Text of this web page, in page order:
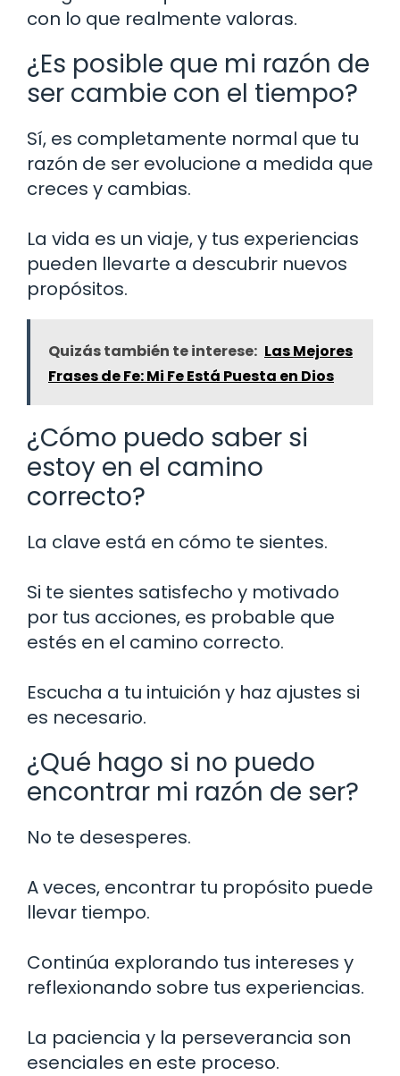
con lo que realmente valoras.
¿Es posible que mi razón de
ser cambie con el tiempo?
Sí, es completamente normal que tu
razón de ser evolucione a medida que
creces y cambias.
La vida es un viaje, y tus experiencias
pueden llevarte a descubrir nuevos
propósitos.
Quizás también te interese: Las Mejores
Frases de Fe: Mi Fe Está Puesta en Dios
¿Cómo puedo saber si
estoy en el camino
correcto?
La clave está en cómo te sientes.
Si te sientes satisfecho y motivado
por tus acciones, es probable que
estés en el camino correcto.
Escucha a tu intuición y haz ajustes si
es necesario.
¿Qué hago si no puedo
encontrar mi razón de ser?
No te desesperes.
A veces, encontrar tu propósito puede
llevar tiempo.
Continúa explorando tus intereses y
reflexionando sobre tus experiencias.
La paciencia y la perseverancia son
esenciales en este proceso.